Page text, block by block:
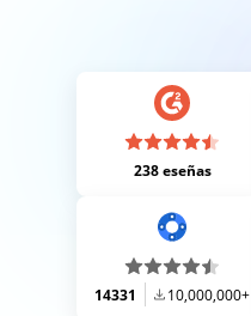
238 eseñas
14331 10,000,000+